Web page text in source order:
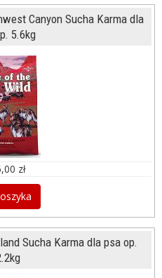
Canyon Sucha Karma dla
5.6kg
zł
Sucha Karma dla psa op.